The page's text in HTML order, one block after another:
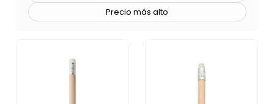
disponibles en una variedad de colores vibrantes para que puedas
elegir el que mejor se adapte a tu imagen corporativa. no pierdas la
Precio más alto